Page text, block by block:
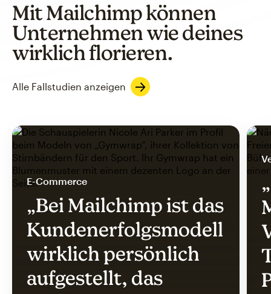
Mit Mailchimp können
Unternehmen wie deines
wirklich florieren.
Alle Fallstudien anzeigen
E-Commerce
„Bei Mailchimp ist das
Kundenerfolgsmodell
wirklich persönlich
aufgestellt, das